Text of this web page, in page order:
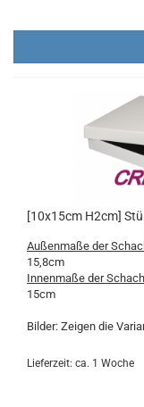
[10x15cm H2cm]
Außenmaße der
15,8cm
Innenmaße der
15cm
Bilder: Zeigen die
Lieferzeit: ca. 1 Woche